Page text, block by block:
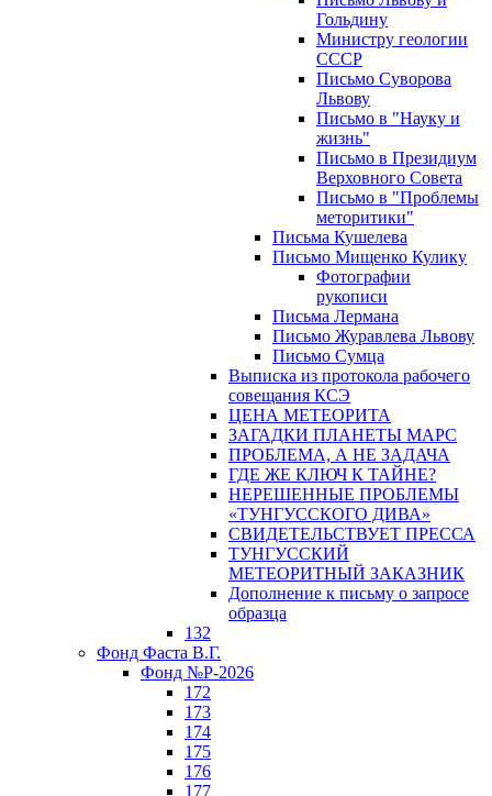
Гольдину
Министру геологии
СССР
Письмо Суворова
Львову
Письмо в "Науку и
жизнь"
Письмо в Президиум
Верховного Совета
Письмо в "Проблемы
меторитики"
Письма Кушелева
Письмо Мищенко Кулику
Фотографии
рукописи
Письма Лермана
Письмо Журавлева Львову
Письмо Сумца
Выписка из протокола рабочего
совещания КСЭ
ЦЕНА МЕТЕОРИТА
ЗАГАДКИ ПЛАНЕТЫ МАРС
ПРОБЛЕМА, А НЕ ЗАДАЧА
ГДЕ ЖЕ КЛЮЧ К ТАЙНЕ?
НЕРЕШЕННЫЕ ПРОБЛЕМЫ
«ТУНГУССКОГО ДИВА»
СВИДЕТЕЛЬСТВУЕТ ПРЕССА
ТУНГУССКИЙ
МЕТЕОРИТНЫЙ ЗАКАЗНИК
Дополнение к письму о запросе
образца
132
Фонд Фаста В.Г.
Фонд №Р-2026
172
173
174
175
176
177